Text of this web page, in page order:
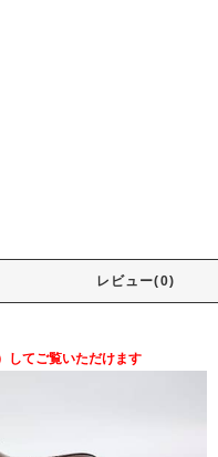
レビュー(0)
してご覧いただけます